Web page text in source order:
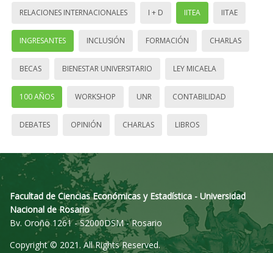
RELACIONES INTERNACIONALES I + D IITEA IITAE
INGRESANTES INCLUSIÓN FORMACIÓN CHARLAS
BECAS BIENESTAR UNIVERSITARIO LEY MICAELA
100 AÑOS WORKSHOP UNR CONTABILIDAD
DEBATES OPINIÓN CHARLAS LIBROS
Facultad de Ciencias Económicas y Estadística - Universidad
Nacional de Rosario
Bv. Oroño 1261 - S2000DSM - Rosario
Copyright © 2021. All Rights Reserved.